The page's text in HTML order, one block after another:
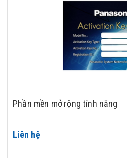
Phần mền mở rộng tính năng
Liên hệ